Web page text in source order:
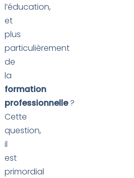
l’éducation,
et
plus
particulièrement
de
la
formation
professionnelle?
Cette
question,
il
est
primordial